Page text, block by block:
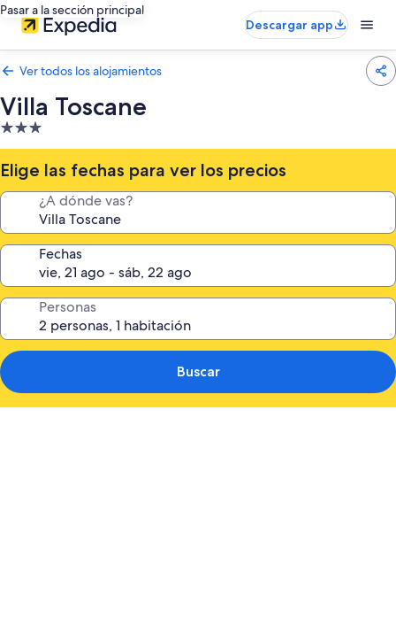
Pasar a la sección principal
Descargar app
Ver todos los alojamientos
Villa Toscane
Alojamiento
de
3.0 estrellas
Elige las fechas para ver los precios
¿A dónde vas?
Fechas
Personas
Buscar